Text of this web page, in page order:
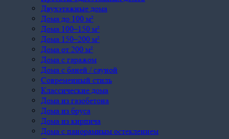
Двухэтажные дома
Дома до 100 м²
Дома 100–150 м²
Дома 150–200 м²
Дома от 200 м²
Дома с гаражом
Дома с баней / сауной
Современный стиль
Классические дома
Дома из газобетона
Дома из бруса
Дома из кирпича
Дома с панорамным остеклением